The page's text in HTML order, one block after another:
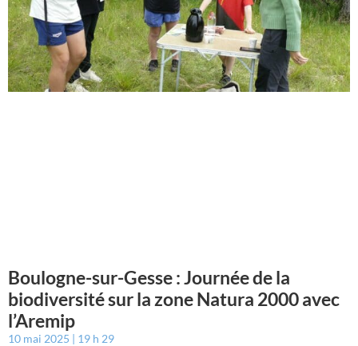
Boulogne-sur-Gesse : Journée de la
biodiversité sur la zone Natura 2000 avec
l’Aremip
10 mai 2025 19 h 29